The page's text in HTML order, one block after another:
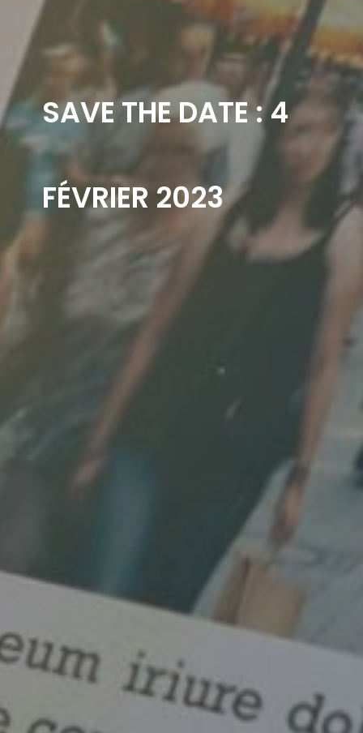
SAVE THE DATE : 4
FÉVRIER 2023